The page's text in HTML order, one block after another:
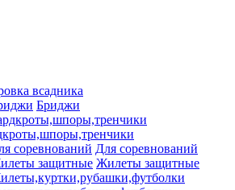
всадника
Бриджи
Для соревнований
Жилеты защитные